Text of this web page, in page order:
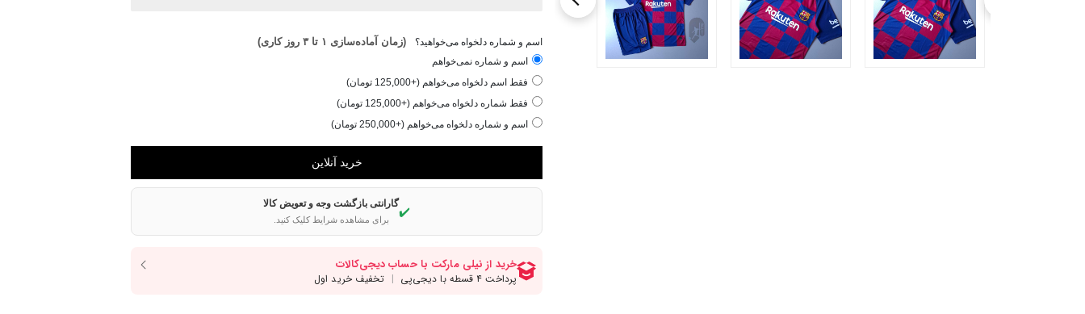
اسم و شماره دلخواه می‌خواهید؟ (زمان آماده‌سازی ۱ تا ۳ روز کاری)
اسم و شماره نمی‌خواهم
فقط اسم دلخواه می‌خواهم (+125,000 تومان)
فقط شماره دلخواه می‌خواهم (+125,000 تومان)
اسم و شماره دلخواه می‌خواهم (+250,000 تومان)
✔️
گارانتی بازگشت وجه و تعویض کالا
برای مشاهده شرایط کلیک کنید.